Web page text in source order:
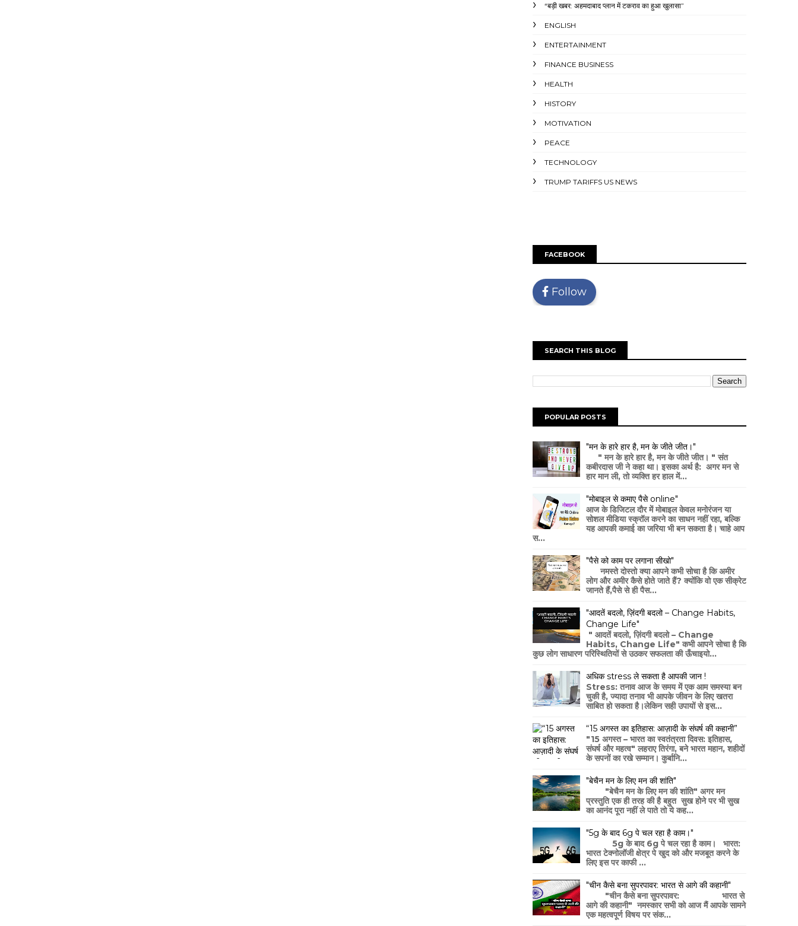
“बड़ी खबर: अहमदाबाद प्लान में टकराव का हुआ खुलासा”
ENGLISH
ENTERTAINMENT
FINANCE BUSINESS
HEALTH
HISTORY
MOTIVATION
PEACE
TECHNOLOGY
TRUMP TARIFFS US NEWS
FACEBOOK
Follow
SEARCH THIS BLOG
POPULAR POSTS
"मन के हारे हार है, मन के जीते जीत।"
" मन के हारे हार है, मन के जीते जीत। " संत
कबीरदास जी ने कहा था। इसका अर्थ है: अगर मन से
हार मान ली, तो व्यक्ति हर हाल में...
"मोबाइल से कमाए पैसे online"
आज के डिजिटल दौर में मोबाइल केवल मनोरंजन या
सोशल मीडिया स्क्रॉल करने का साधन नहीं रहा, बल्कि
यह आपकी कमाई का जरिया भी बन सकता है। चाहे आप
स...
"पैसे को काम पर लगाना सीखो"
नमस्ते दोस्तो क्या आपने कभी सोचा है कि अमीर
लोग और अमीर कैसे होते जाते हैं? क्योंकि वो एक सीक्रेट
जानते हैं,पैसे से ही पैस...
"आदतें बदलो, ज़िंदगी बदलो – Change Habits,
Change Life"
" आदतें बदलो, ज़िंदगी बदलो – Change
Habits, Change Life" कभी आपने सोचा है कि
कुछ लोग साधारण परिस्थितियों से उठकर सफलता की ऊँचाइयो...
अधिक stress ले सकता है आपकी जान !
Stress: तनाव आज के समय में एक आम समस्या बन
चुकी है, ज्यादा तनाव भी आपके जीवन के लिए खतरा
साबित हो सकता है।लेकिन सही उपायों से इस...
“15 अगस्त का इतिहास: आज़ादी के संघर्ष की कहानी”
"15 अगस्त – भारत का स्वतंत्रता दिवस: इतिहास,
संघर्ष और महत्व" लहराए तिरंगा, बने भारत महान, शहीदों
के सपनों का रखे सम्मान। कुर्बानि...
"बेचैन मन के लिए मन की शांति"
"बेचैन मन के लिए मन की शांति" अगर मन
प्रस्तुति एक ही तरह की है बहुत सुख होने पर भी सुख
का आनंद पूरा नहीं ले पाते तो ये कह...
"5g के बाद 6g पे चल रहा है काम।"
5g के बाद 6g पे चल रहा है काम। भारत:
भारत टेक्नोलॉजी क्षेत्र पे खुद को और मजबूत करने के
लिए इस पर काफी ...
"चीन कैसे बना सुपरपावर: भारत से आगे की कहानी"
"चीन कैसे बना सुपरपावर: भारत से
आगे की कहानी" नमस्कार सभी को आज मैं आपके सामने
एक महत्वपूर्ण विषय पर संक...